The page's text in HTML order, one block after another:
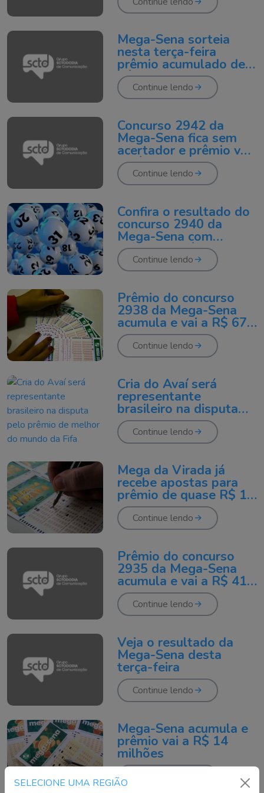
SELECIONE UMA REGIÃO
Mega-Sena sorteia
nesta terça-feira
prêmio acumulado de
R$ 20 milhões
Continue lendo
Concurso 2942 da
Mega-Sena fica sem
acertador e prêmio vai
a R$ 18 milhões
Continue lendo
Confira o resultado do
concurso 2940 da
Mega-Sena com
prêmio de R$ 100
milhões
Continue lendo
Prêmio do concurso
2938 da Mega-Sena
acumula e vai a R$ 67
milhões
Continue lendo
Cria do Avaí será
representante
brasileiro na disputa
pelo prêmio de melhor
do mundo da Fifa
Continue lendo
Mega da Virada já
recebe apostas para
prêmio de quase R$ 1
bilhão
Continue lendo
Prêmio do concurso
2935 da Mega-Sena
acumula e vai a R$ 41
milhões
Continue lendo
Veja o resultado da
Mega-Sena desta
terça-feira
Continue lendo
Mega-Sena acumula e
prêmio vai a R$ 14
milhões